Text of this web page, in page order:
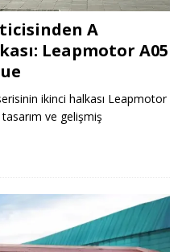
A
Leapmotor A05
ikinci halkası Leapmotor
ve gelişmiş